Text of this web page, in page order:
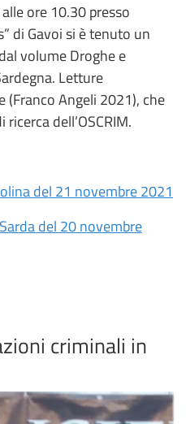
ore 10.30 presso
di Gavoi si è tenuto un
volume Droghe e
Letture
Angeli 2021), che
dell’OSCRIM.
del 21 novembre 2021
del 20 novembre
criminali in